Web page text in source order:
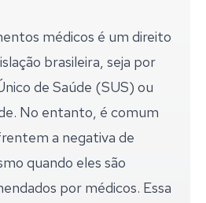
médicos é um direito
brasileira, seja por
de Saúde (SUS) ou
No entanto, é comum
a negativa de
quando eles são
por médicos. Essa